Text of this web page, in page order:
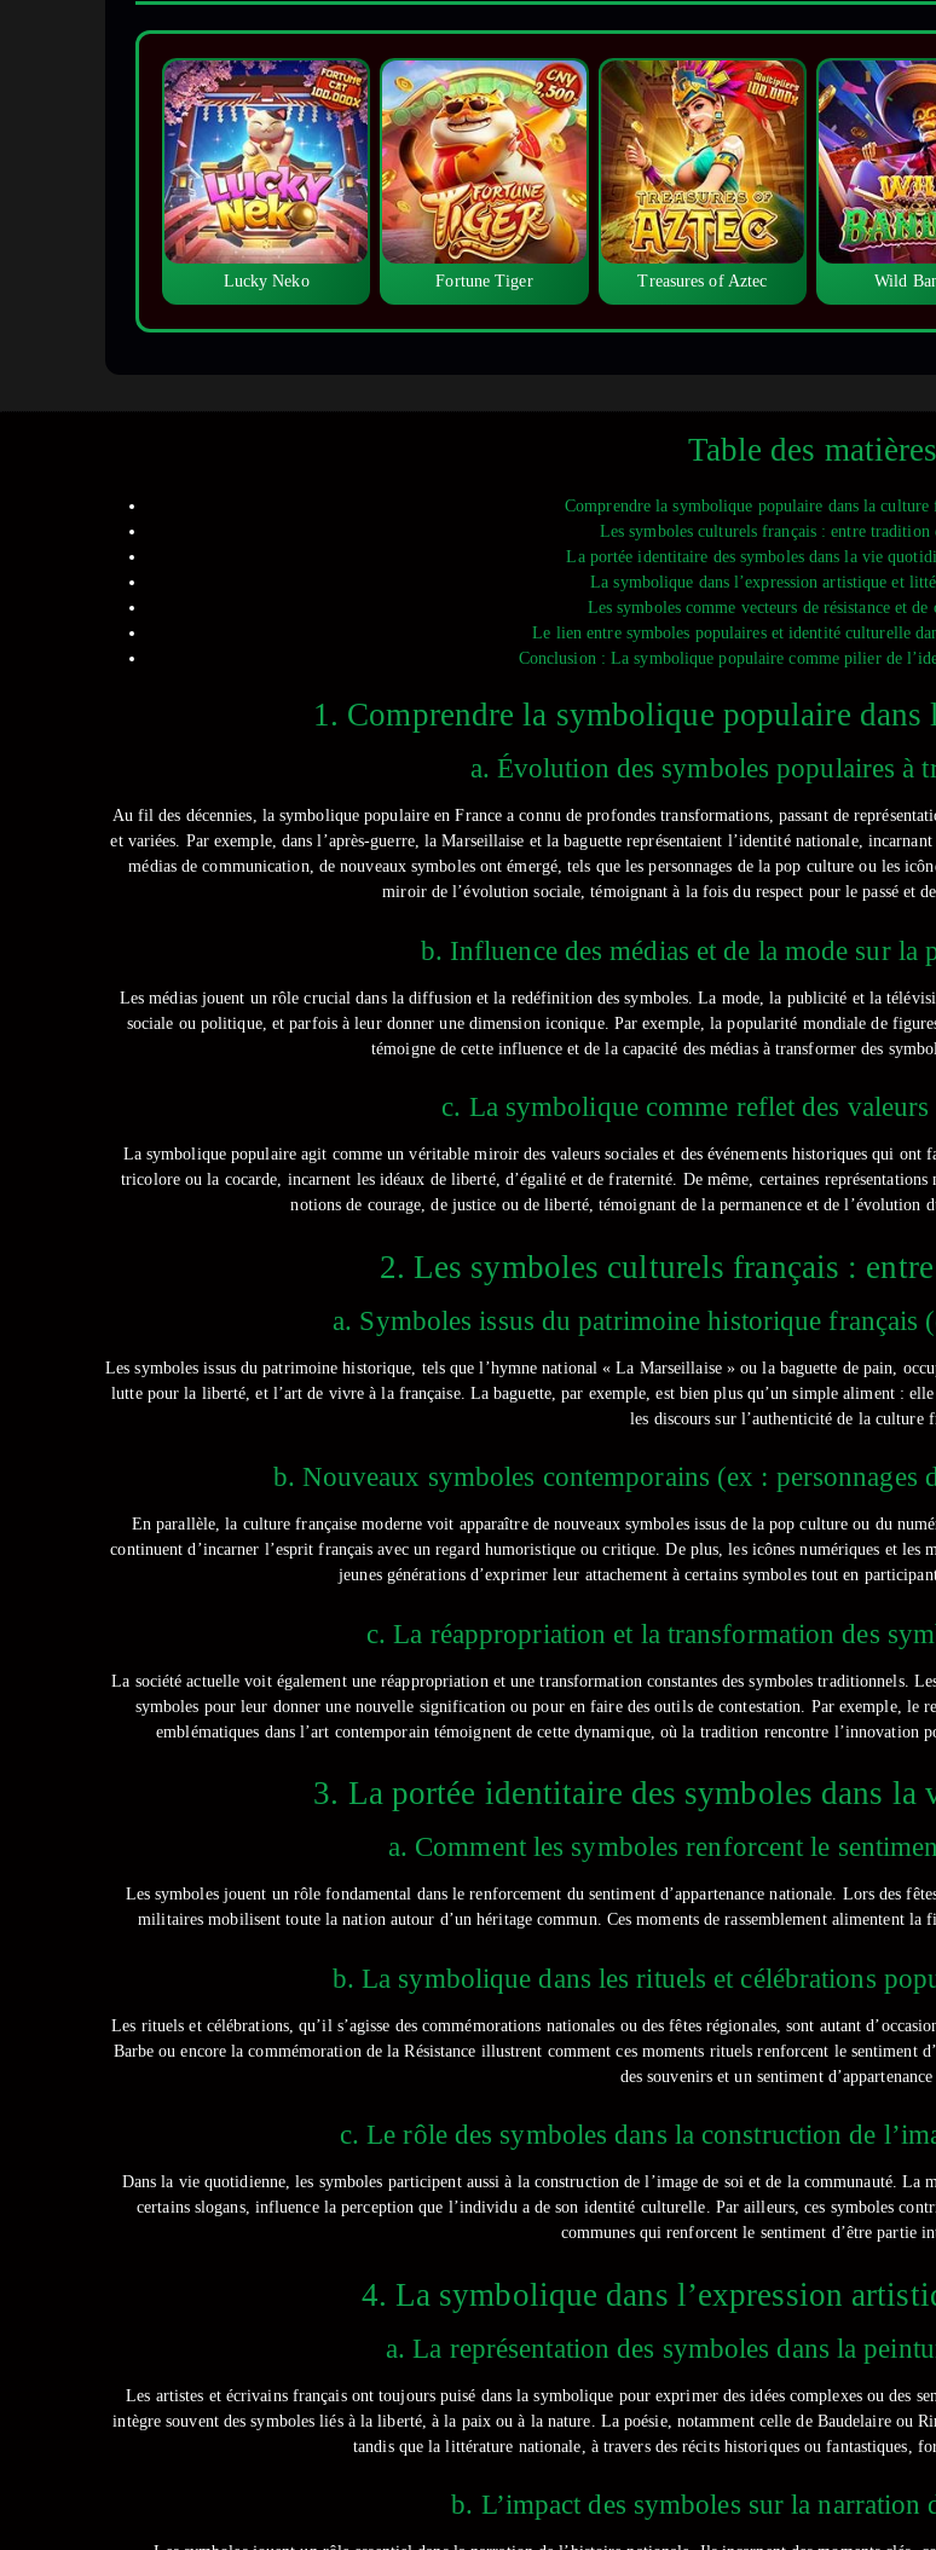
Lucky Neko Fortune Tiger Treasures of Aztec Wild
Table des matières
Comprendre la symbolique populaire dans la culture
Les symboles culturels français : entre tradition
La portée identitaire des symboles dans la vie
La symbolique dans l’expression artistique et
Les symboles comme vecteurs de résistance et
Le lien entre symboles populaires et identité culturelle
Conclusion : La symbolique populaire comme pilier de
1. Comprendre la symbolique populaire dans
a. Évolution des symboles populaires à
Au fil des décennies, la symbolique populaire en France a connu de profondes transformations, passant de
et variées. Par exemple, dans l’après-guerre, la Marseillaise et la baguette représentaient l’identité nationale,
médias de communication, de nouveaux symboles ont émergé, tels que les personnages de la pop culture ou les
miroir de l’évolution sociale, témoignant à la fois du respect pour le passé et
b. Influence des médias et de la mode sur la
Les médias jouent un rôle crucial dans la diffusion et la redéfinition des symboles. La mode, la publicité et la
sociale ou politique, et parfois à leur donner une dimension iconique. Par exemple, la popularité mondiale de
témoigne de cette influence et de la capacité des médias à transformer des
c. La symbolique comme reflet des
La symbolique populaire agit comme un véritable miroir des valeurs sociales et des événements historiques qui ont
tricolore ou la cocarde, incarnent les idéaux de liberté, d’égalité et de fraternité. De même, certaines représentations
notions de courage, de justice ou de liberté, témoignant de la permanence et de l’évolution
2. Les symboles culturels français :
a. Symboles issus du patrimoine historique français
Les symboles issus du patrimoine historique, tels que l’hymne national « La Marseillaise » ou la baguette de pain,
lutte pour la liberté, et l’art de vivre à la française. La baguette, par exemple, est bien plus qu’un simple aliment :
les discours sur l’authenticité de la culture
b. Nouveaux symboles contemporains (ex : personnages
En parallèle, la culture française moderne voit apparaître de nouveaux symboles issus de la pop culture ou du
continuent d’incarner l’esprit français avec un regard humoristique ou critique. De plus, les icônes numériques et
jeunes générations d’exprimer leur attachement à certains symboles tout en
c. La réappropriation et la transformation des
La société actuelle voit également une réappropriation et une transformation constantes des symboles traditionnels.
symboles pour leur donner une nouvelle signification ou pour en faire des outils de contestation. Par exemple, le
emblématiques dans l’art contemporain témoignent de cette dynamique, où la tradition rencontre l’innovation
3. La portée identitaire des symboles dans la
a. Comment les symboles renforcent le
Les symboles jouent un rôle fondamental dans le renforcement du sentiment d’appartenance nationale. Lors des
militaires mobilisent toute la nation autour d’un héritage commun. Ces moments de rassemblement alimentent
b. La symbolique dans les rituels et célébrations
Les rituels et célébrations, qu’il s’agisse des commémorations nationales ou des fêtes régionales, sont autant
Barbe ou encore la commémoration de la Résistance illustrent comment ces moments rituels renforcent le sentiment
des souvenirs et un sentiment
c. Le rôle des symboles dans la construction de
Dans la vie quotidienne, les symboles participent aussi à la construction de l’image de soi et de la communauté. La
certains slogans, influence la perception que l’individu a de son identité culturelle. Par ailleurs, ces symboles
communes qui renforcent le sentiment d’être partie
4. La symbolique dans l’expression
a. La représentation des symboles dans la
Les artistes et écrivains français ont toujours puisé dans la symbolique pour exprimer des idées complexes ou des
intègre souvent des symboles liés à la liberté, à la paix ou à la nature. La poésie, notamment celle de Baudelaire ou
tandis que la littérature nationale, à travers des récits historiques ou fantastiques,
b. L’impact des symboles sur la narration